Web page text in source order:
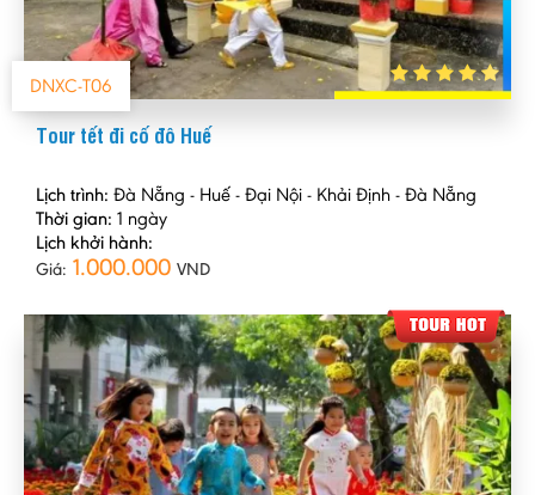
DNXC-T06
Tour tết đi cố đô Huế
Lịch trình: Đà Nẵng - Huế - Đại Nội - Khải Định - Đà Nẵng
Thời gian: 1 ngày
Lịch khởi hành:
Giá: 1.000.000 VND